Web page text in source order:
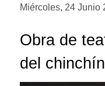
Miércoles, 24 Junio
Obra de
del